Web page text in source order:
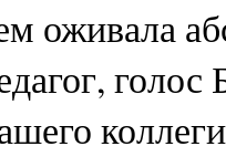
оживала
голос